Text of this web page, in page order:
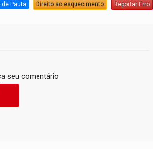
de Pauta Direito ao esquecimento Reportar Erro
seu comentário